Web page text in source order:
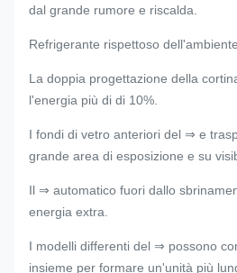
dal grande rumore e riscalda.
Refrigerante rispettoso
La doppia progettazione della
l'energia più di di 10%.
I fondi di vetro anteriori del ⇒ e
grande area di esposizione e su
Il ⇒ automatico fuori dallo
energia extra.
I modelli differenti del ⇒ possono
insieme per formare un'unità più